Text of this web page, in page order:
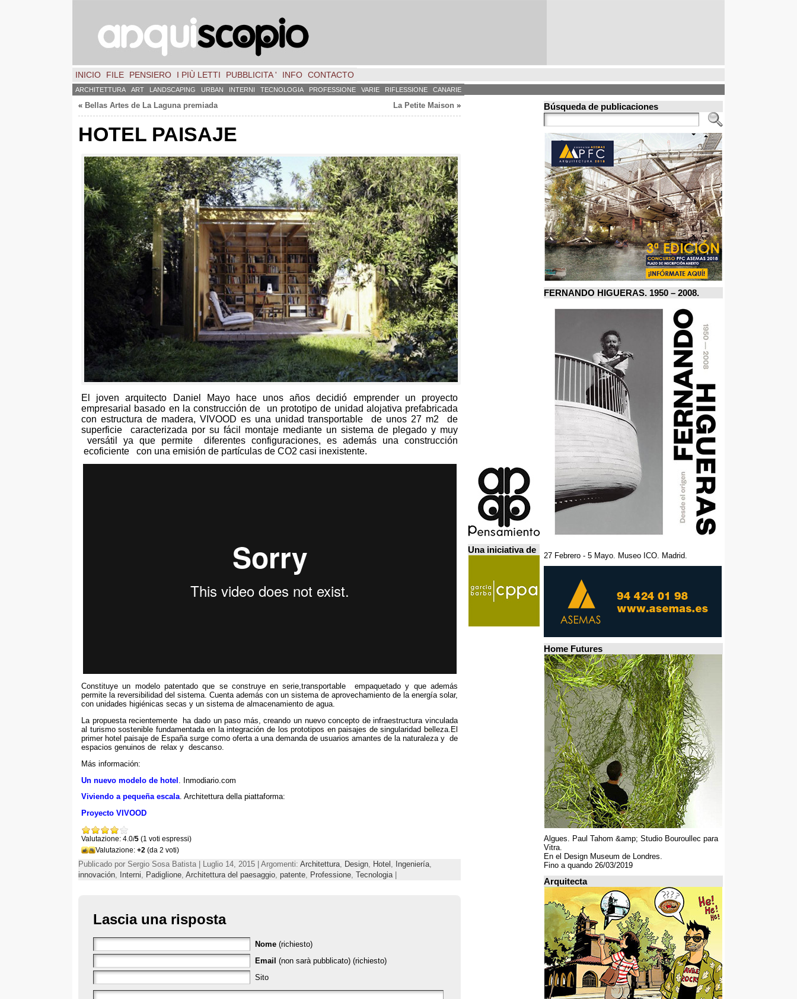
INICIO FILE PENSIERO I PIÙ LETTI PUBBLICITA ' INFO CONTACTO
ARCHITETTURA ART LANDSCAPING URBAN INTERNI TECNOLOGIA PROFESSIONE VARIE RIFLESSIONE CANARIE
« Bellas Artes de La Laguna premiada La Petite Maison »
HOTEL PAISAJE
El joven arquitecto Daniel Mayo hace unos años decidió emprender un proyecto
empresarial basado en la construcción de un prototipo de unidad alojativa prefabricada
con estructura de madera, VIVOOD es una unidad transportable de unos 27 m2 de
superficie caracterizada por su fácil montaje mediante un sistema de plegado y muy
versátil ya que permite diferentes configuraciones,es además una construcción
ecoficiente con una emisión de partículas de CO2 casi inexistente.
Constituye un modelo patentado que se construye en serie,transportable empaquetado y que además
permite la reversibilidad del sistema. Cuenta además con un sistema de aprovechamiento de la energía solar,
con unidades higiénicas secas y un sistema de almacenamiento de agua.
La propuesta recientemente ha dado un paso más ,creando un nuevo concepto de infraestructura vinculada
al turismo sostenible fundamentada en la integración de los prototipos en paisajes de singularidad belleza.El
primer hotel paisaje de España surge como oferta a una demanda de usuarios amantes de la naturaleza y de
espacios genuinos de relax y descanso
Más información:
Un nuevo modelo de hotel
Inmodiario.com
Viviendo a pequeña escala. Architettura della piattaforma:
Proyecto VIVOOD
Valutazione: 4.0/5 (1 voti espressi)
Valutazione: +2 (da 2 voti)
Publicado por Sergio Sosa Batista | Luglio 14, 2015 | Argomenti: Architettura Design Hotel Ingeniería
innovación
Interni Padiglione Architettura del paesaggio patente Professione Tecnologia
Lascia una risposta
Nome (richiesto)
Email (non sarà pubblicato) (richiesto)
Sito
Una iniciativa de
Búsqueda de publicaciones
FERNANDO HIGUERAS. 1950 – 2008.
27 Febrero - 5 Mayo. Museo ICO. Madrid.
Home Futures
Algues. Paul Tahom &amp; Studio Bouroullec para
Vitra.
En el Design Museum de Londres.
Fino a quando 26/03/2019
Arquitecta